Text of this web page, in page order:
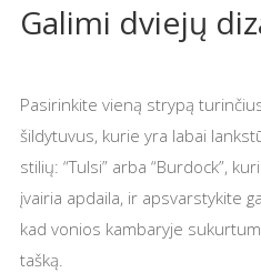
Galimi dviejų
Pasirinkite vieną strypą
šildytuvus, kurie yra labai
stilių: “Tulsi” arba “Burdock”,
įvairia apdaila, ir apsvarstykite
kad vonios kambaryje
tašką.